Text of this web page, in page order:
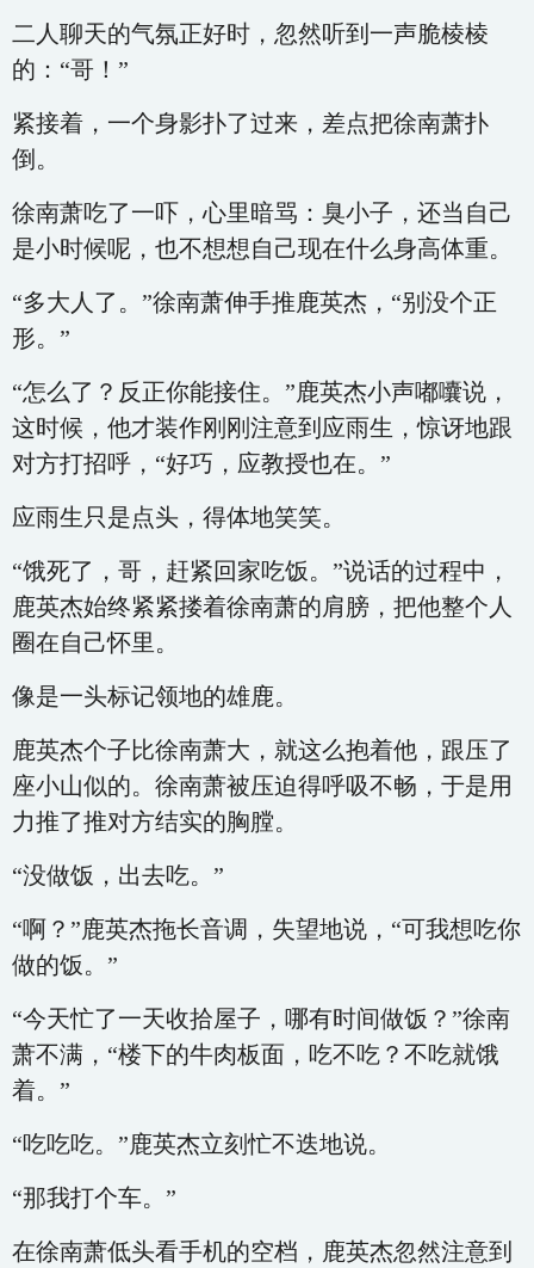
二人聊天的气氛正好时，忽然听到一声脆棱棱
的：“哥！”
紧接着，一个身影扑了过来，差点把徐南萧扑
倒。
徐南萧吃了一吓，心里暗骂：臭小子，还当自己
是小时候呢，也不想想自己现在什么身高体重。
“多大人了。”徐南萧伸手推鹿英杰，“别没个正
形。”
“怎么了？反正你能接住。”鹿英杰小声嘟囔说，
这时候，他才装作刚刚注意到应雨生，惊讶地跟
对方打招呼，“好巧，应教授也在。”
应雨生只是点头，得体地笑笑。
“饿死了，哥，赶紧回家吃饭。”说话的过程中，
鹿英杰始终紧紧搂着徐南萧的肩膀，把他整个人
圈在自己怀里。
像是一头标记领地的雄鹿。
鹿英杰个子比徐南萧大，就这么抱着他，跟压了
座小山似的。徐南萧被压迫得呼吸不畅，于是用
力推了推对方结实的胸膛。
“没做饭，出去吃。”
“啊？”鹿英杰拖长音调，失望地说，“可我想吃你
做的饭。”
“今天忙了一天收拾屋子，哪有时间做饭？”徐南
萧不满，“楼下的牛肉板面，吃不吃？不吃就饿
着。”
“吃吃吃。”鹿英杰立刻忙不迭地说。
“那我打个车。”
在徐南萧低头看手机的空档，鹿英杰忽然注意到